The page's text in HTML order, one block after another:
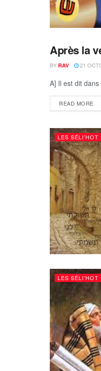
OCHAÂNA
Après la
BY RAV 21
A] Il est dit
READ MORE
LES SÉLI’HOT
LES SÉLI’HOT